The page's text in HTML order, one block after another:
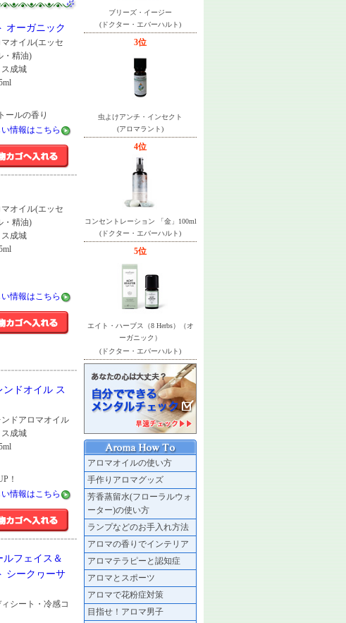
オーガニック
オイル(エッセ
・精油)
成城
ールの香り
情報はこちら
オイル(エッセ
・精油)
成城
情報はこちら
ンドオイル ス
ドアロマオイル
成城
！
情報はこちら
フェイス＆
シークヮーサ
シート・冷感コ
ブリーズ・イージー
(ドクター・エバーハルト)
3位
虫よけアンチ・インセクト
(アロマラント)
4位
コンセントレーション 「金」100ml
(ドクター・エバーハルト)
5位
エイト・ハーブス（8 Herbs）（オ
ーガニック）
(ドクター・エバーハルト)
アロマオイルの使い方
手作りアロマグッズ
芳香蒸留水(フローラルウォ
ーター)の使い方
ランプなどのお手入れ方法
アロマの香りでインテリア
アロマテラピーと認知症
アロマとスポーツ
アロマで花粉症対策
目指せ！アロマ男子